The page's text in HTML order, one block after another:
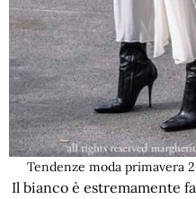
Tendenze moda primavera
Il bianco è estremamente